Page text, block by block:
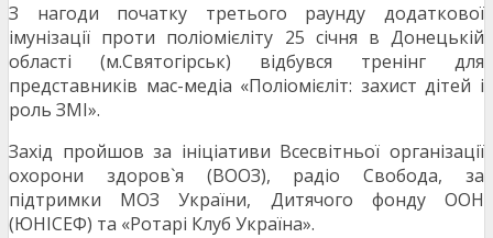
З нагоди початку третього раунду додаткової
імунізації проти поліомієліту 25 січня в Донецькій
області (м.Святогірськ) відбувся тренінг для
представників мас-медіа «Поліомієліт: захист дітей і
роль ЗМІ».
Захід пройшов за ініціативи Всесвітньої організації
охорони здоров`я (ВООЗ), радіо Свобода, за
підтримки МОЗ України, Дитячого фонду ООН
(ЮНІСЕФ) та «Ротарі Клуб Україна».